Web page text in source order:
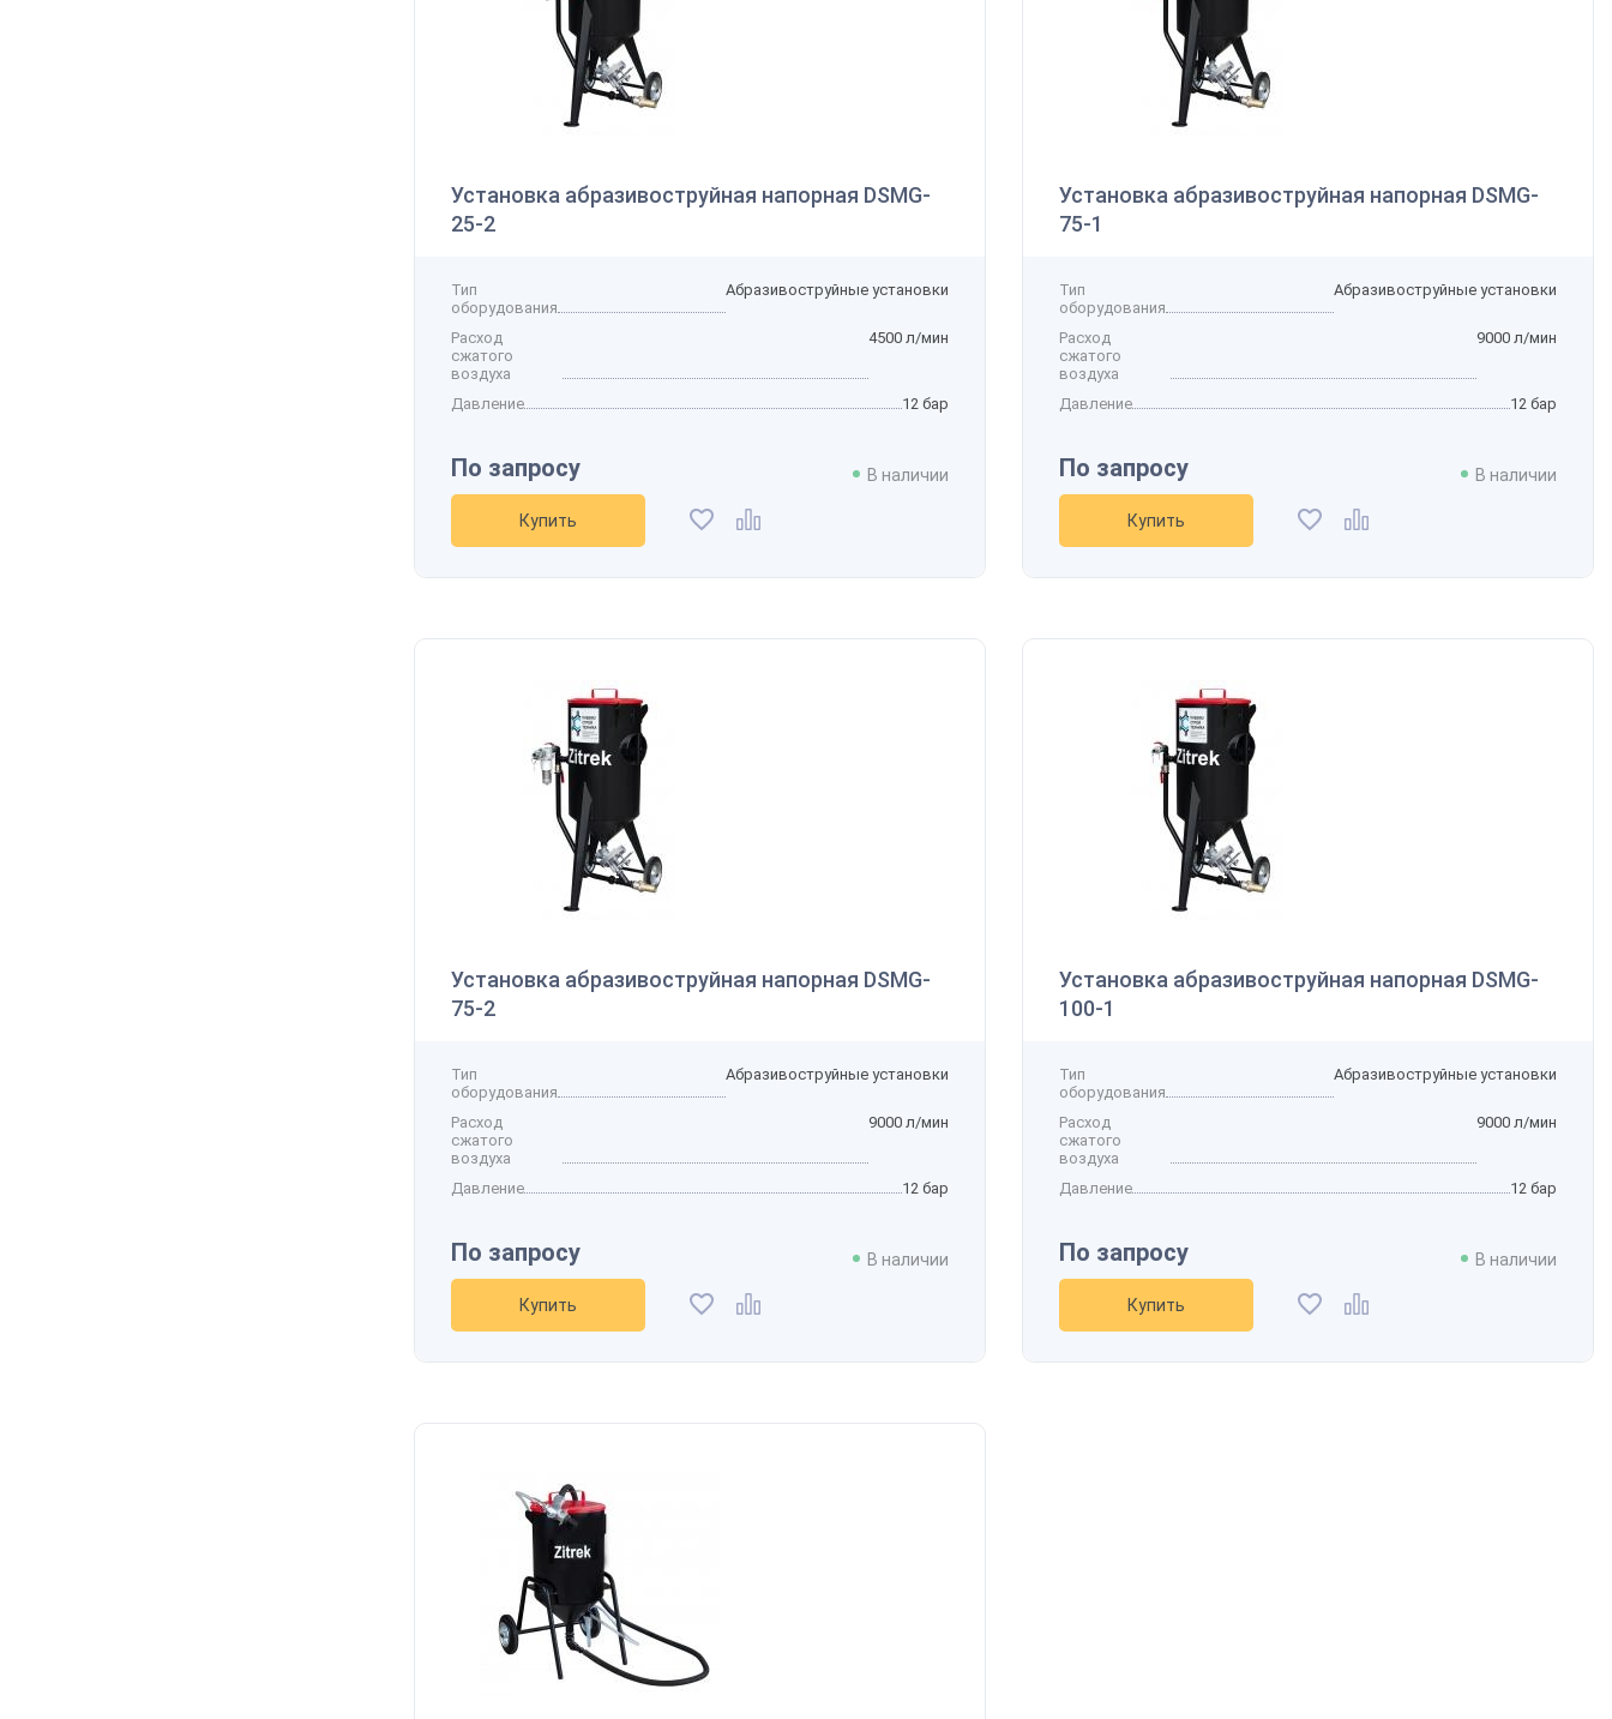
Установка абразивоструйная напорная DSМG-
25-2
Тип
оборудования
Абразивоструйные установки
Расход
сжатого
воздуха
4500 л/мин
Давление 12 бар
По запросу В наличии
Купить
Установка абразивоструйная напорная DSМG-
75-1
Тип
оборудования
Абразивоструйные установки
Расход
сжатого
воздуха
9000 л/мин
Давление 12 бар
По запросу В наличии
Купить
Установка абразивоструйная напорная DSМG-
75-2
Тип
оборудования
Абразивоструйные установки
Расход
сжатого
воздуха
9000 л/мин
Давление 12 бар
По запросу В наличии
Купить
Установка абразивоструйная напорная DSМG-
100-1
Тип
оборудования
Абразивоструйные установки
Расход
сжатого
воздуха
9000 л/мин
Давление 12 бар
По запросу В наличии
Купить
Рассчитать стоимость доставки
Получить скидку
Добавить в избранное
Добавить к сравнению